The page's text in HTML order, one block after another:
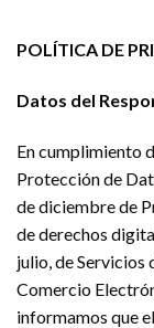
POLÍTICA DE
Datos del
En cumplimiento
Protección de
de diciembre de
de derechos
julio, de Servicios
Comercio
informamos que